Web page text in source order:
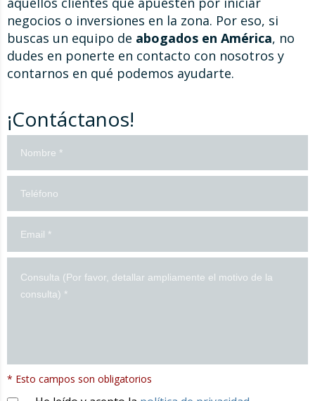
negocios o inversiones en la zona. Por eso, si
buscas un equipo de abogados en América, no
dudes en ponerte en contacto con nosotros y
contarnos en qué podemos ayudarte.
¡Contáctanos!
Formulario
en
español
* Esto campos son obligatorios